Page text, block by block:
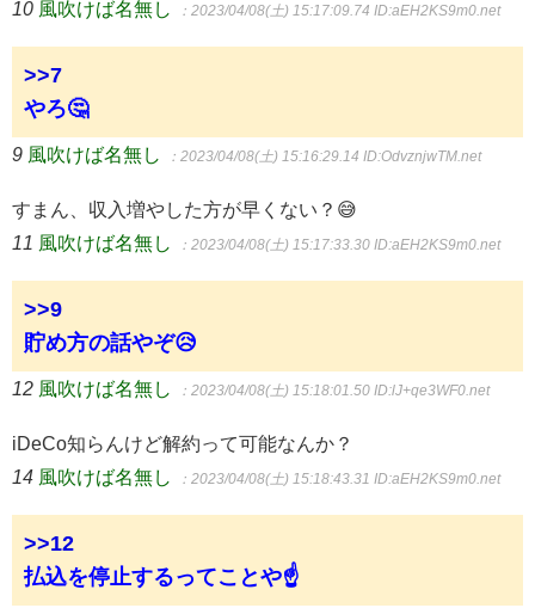
10 風吹けば名無し ：2023/04/08(土) 15:17:09.74 ID:aEH2KS9m0.net
>>7
やろ🤔
9 風吹けば名無し ：2023/04/08(土) 15:16:29.14 ID:OdvznjwTM.net
すまん、収入増やした方が早くない？😅
11 風吹けば名無し ：2023/04/08(土) 15:17:33.30 ID:aEH2KS9m0.net
>>9
貯め方の話やぞ😥
12 風吹けば名無し ：2023/04/08(土) 15:18:01.50 ID:lJ+qe3WF0.net
iDeCo知らんけど解約って可能なんか？
14 風吹けば名無し ：2023/04/08(土) 15:18:43.31 ID:aEH2KS9m0.net
>>12
払込を停止するってことや☝